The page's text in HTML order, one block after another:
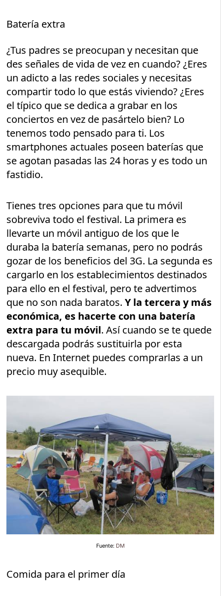
Batería extra
¿Tus padres se preocupan y necesitan que
des señales de vida de vez en cuando? ¿Eres
un adicto a las redes sociales y necesitas
compartir todo lo que estás viviendo? ¿Eres
el típico que se dedica a grabar en los
conciertos en vez de pasártelo bien? Lo
tenemos todo pensado para ti. Los
smartphones actuales poseen baterías que
se agotan pasadas las 24 horas y es todo un
fastidio.
Tienes tres opciones para que tu móvil
sobreviva todo el festival. La primera es
llevarte un móvil antiguo de los que le
duraba la batería semanas, pero no podrás
gozar de los beneficios del 3G. La segunda es
cargarlo en los establecimientos destinados
para ello en el festival, pero te advertimos
que no son nada baratos.Y la tercera y más
económica, es hacerte con una batería
extra para tu móvil. Así cuando se te quede
descargada podrás sustituirla por esta
nueva. En Internet puedes comprarlas a un
precio muy asequible.
Fuente: DM
Comida para el primer día